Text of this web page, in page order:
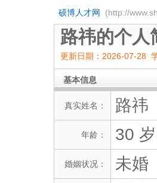
硕博人才网 (http://
路祎的个人
更新日期：2026-07-28
基本信息
真实姓名： 路祎
年龄： 30 岁
婚姻状况： 未婚